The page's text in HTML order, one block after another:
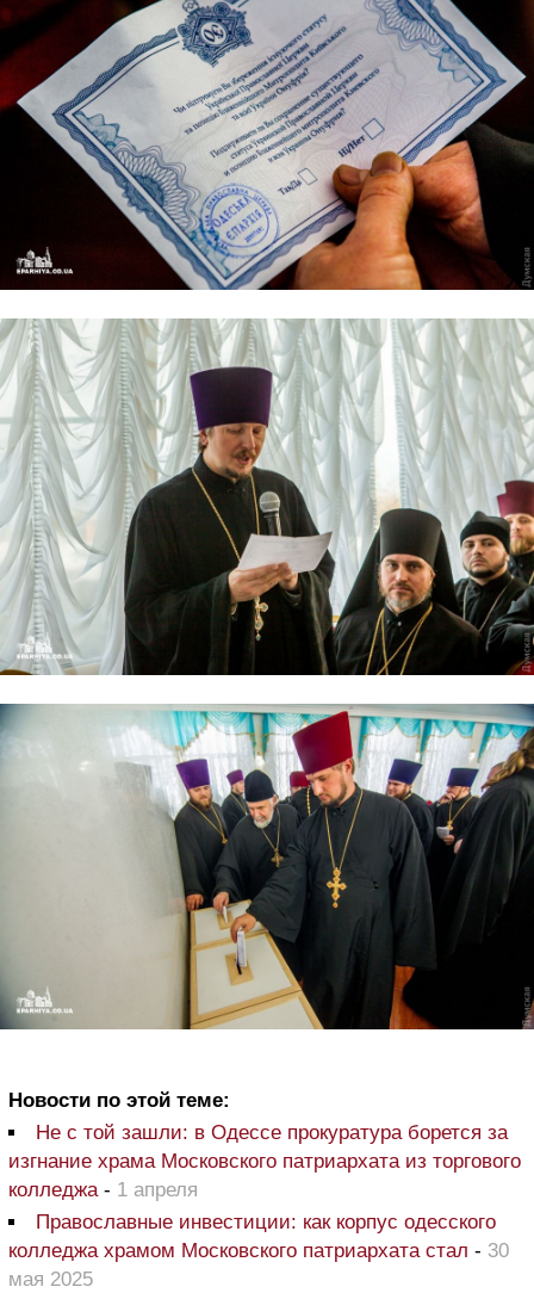
Новости по этой теме:
Не с той зашли: в Одессе прокуратура борется за
изгнание храма Московского патриархата из торгового
колледжа- 1 апреля
Православные инвестиции: как корпус одесского
колледжа храмом Московского патриархата стал - 30
мая 2025